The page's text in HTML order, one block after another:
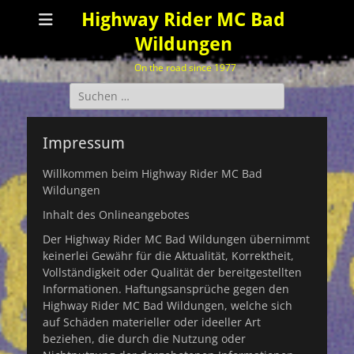
Highway Rider MC Bad
Wildungen
On the road since 1977
Suchen
nach:
Impressum
Willkommen beim Highway Rider MC Bad
Wildungen
Inhalt des Onlineangebotes
Der Highway Rider MC Bad Wildungen übernimmt
keinerlei Gewähr für die Aktualität, Korrektheit,
Vollständigkeit oder Qualität der bereitgestellten
Informationen. Haftungsansprüche gegen den
Highway Rider MC Bad Wildungen, welche sich
auf Schäden materieller oder ideeller Art
beziehen, die durch die Nutzung oder